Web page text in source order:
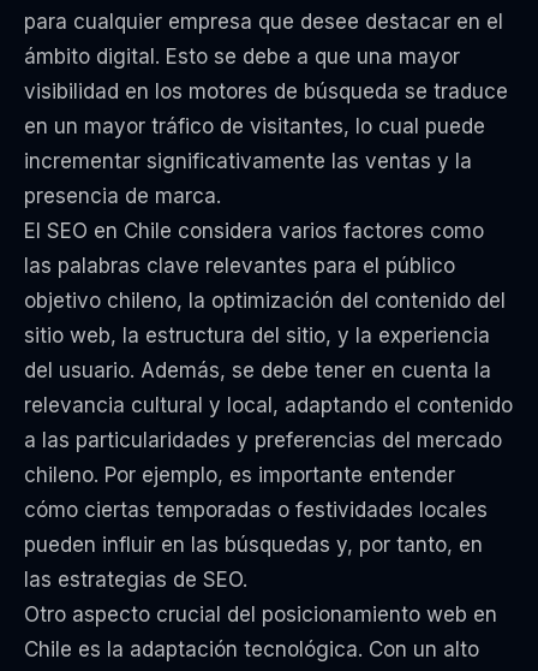
para cualquier empresa que desee destacar en el
ámbito digital. Esto se debe a que una mayor
visibilidad en los motores de búsqueda se traduce
en un mayor tráfico de visitantes, lo cual puede
incrementar significativamente las ventas y la
presencia de marca.
El SEO en Chile considera varios factores como
las palabras clave relevantes para el público
objetivo chileno, la optimización del contenido del
sitio web, la estructura del sitio, y la experiencia
del usuario. Además, se debe tener en cuenta la
relevancia cultural y local, adaptando el contenido
a las particularidades y preferencias del mercado
chileno. Por ejemplo, es importante entender
cómo ciertas temporadas o festividades locales
pueden influir en las búsquedas y, por tanto, en
las estrategias de SEO.
Otro aspecto crucial del posicionamiento web en
Chile es la adaptación tecnológica. Con un alto